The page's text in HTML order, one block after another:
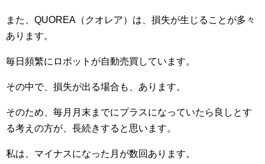
また、QUOREA（クオレア）は、損失が生じることが多々
あります。
毎日頻繁にロボットが自動売買しています。
その中で、損失が出る場合も、あります。
そのため、毎月月末までにプラスになっていたら良しとす
る考えの方が、長続きすると思います。
私は、マイナスになった月が数回あります。